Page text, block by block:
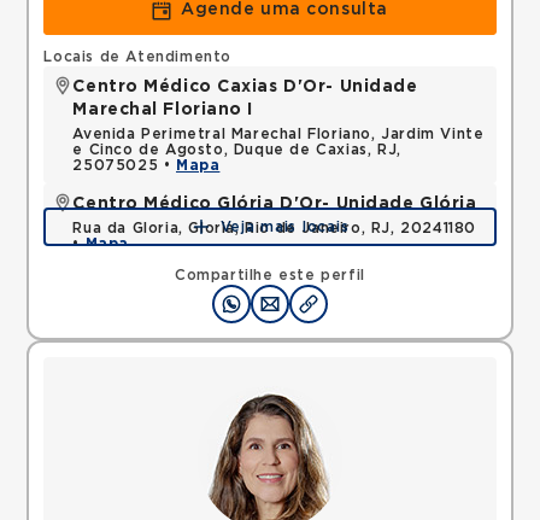
Agende uma consulta
Compartilhe este perfil
Locais de Atendimento
Centro Médico Caxias D'Or- Unidade
Marechal Floriano I
Avenida Perimetral Marechal Floriano, Jardim Vinte
e Cinco de Agosto, Duque de Caxias, RJ,
25075025 •
Mapa
Centro Médico Glória D'Or- Unidade Glória
Rua da Gloria, Gloria, Rio de Janeiro, RJ, 20241180
•Mapa
Veja mais locais